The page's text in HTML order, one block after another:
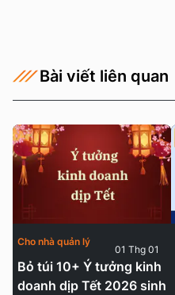
Bài viết liên quan
Bỏ túi 10+ Ý tưởng kinh
doanh dịp Tết 2026 sinh
Cho nhà quản lý
01 Thg 01